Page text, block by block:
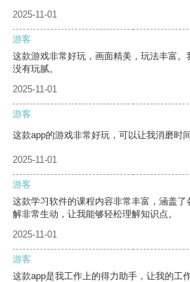
2025-11-01
游客
这款游戏非常好玩，画面精美，玩法丰富
没有玩腻。
2025-11-01
游客
这款app的游戏非常好玩，可以让我消磨时间
2025-11-01
游客
这款学习软件的课程内容非常丰富，涵盖
解非常生动，让我能够轻松理解知识点。
2025-11-01
游客
这款app是我工作上的得力助手，让我的工